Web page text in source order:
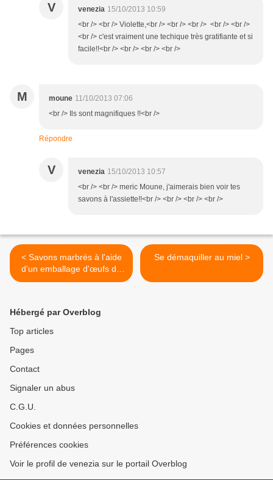
V venezia 15/10/2013 10:59
<br /> <br /> Violette,<br /> <br /> <br /> <br /> <br />
<br /> c'est vraiment une techique très gratifiante et si
facile!!<br /> <br /> <br /> <br />
M moune 11/10/2013 07:06
<br /> Ils sont magnifiques !!<br />
Répondre
V venezia 15/10/2013 10:57
<br /> <br /> meric Moune, j'aimerais bien voir tes
savons à l'assiette!!<br /> <br /> <br /> <br />
< Savons marbrés à l'aide
d'un emballage d'œufs de
cailles…
Se démaquiller au miel >
Hébergé par Overblog
Top articles
Pages
Contact
Signaler un abus
C.G.U.
Cookies et données personnelles
Préférences cookies
Voir le profil de venezia sur le portail Overblog